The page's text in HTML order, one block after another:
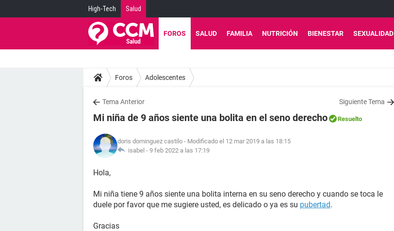
High-Tech Salud
FOROS SALUD FAMILIA NUTRICIÓN BIENESTAR SEXUALIDAD
Foros Adolescentes
Tema Anterior Siguiente Tema
Mi niña de 9 años siente una bolita en el seno derecho Resuelto
doris dominguez castilo - Modificado el 12 mar 2019 a las 18:15
isabel - 9 feb 2022 a las 17:19
Hola,
Mi niña tiene 9 años siente una bolita interna en su seno derecho y cuando se toca le
duele por favor que me sugiere usted, es delicado o ya es su pubertad.
Gracias